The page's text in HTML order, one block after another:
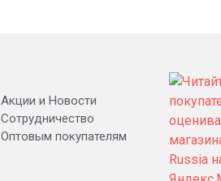
Акции и Новости
Сотрудничество
Оптовым покупателям